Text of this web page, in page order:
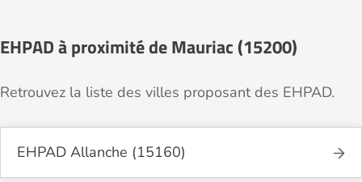
EHPAD à proximité de Mauriac (15200)
Retrouvez la liste des villes proposant des EHPAD.
EHPAD Allanche (15160)